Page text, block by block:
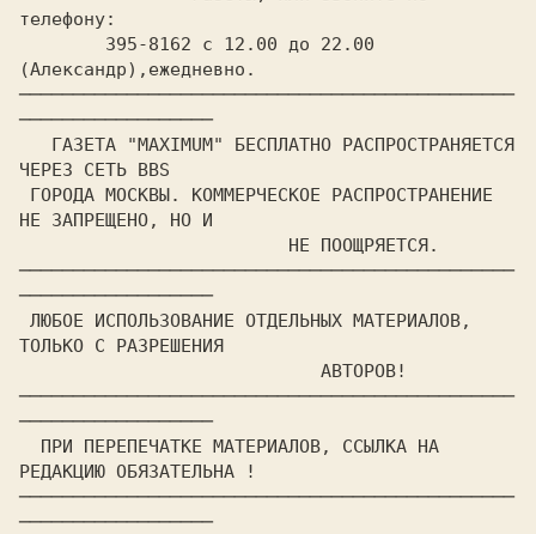
телефону:
(Александр),ежедневно.
──────────────────────────────────────────────
──────────────────
ЧЕРЕЗ СЕТЬ BBS
НЕ ЗАПРЕЩЕНО, НО И
──────────────────────────────────────────────
──────────────────
ТОЛЬКО С РАЗРЕШЕНИЯ
──────────────────────────────────────────────
──────────────────────────────────────────────
──────────────────